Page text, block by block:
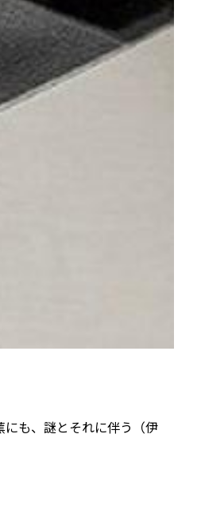
も、謎とそれに伴う（伊